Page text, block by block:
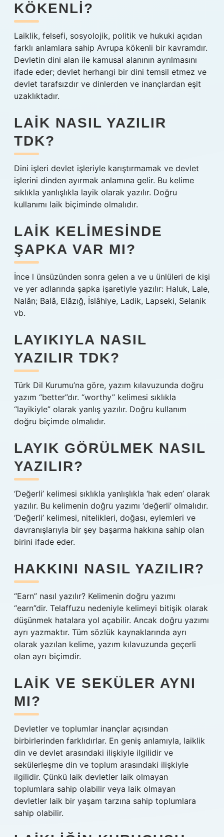
KÖKENLI?
Laiklik, felsefi, sosyolojik, politik ve hukuki açıdan
farklı anlamlara sahip Avrupa kökenli bir kavramdır.
Devletin dini alan ile kamusal alanının ayrılmasını
ifade eder; devlet herhangi bir dini temsil etmez ve
devlet tarafsızdır ve dinlerden ve inançlardan eşit
uzaklıktadır.
LAIK NASIL YAZILIR
TDK?
Dini işleri devlet işleriyle karıştırmamak ve devlet
işlerini dinden ayırmak anlamına gelir. Bu kelime
sıklıkla yanlışlıkla layik olarak yazılır. Doğru
kullanımı laik biçiminde olmalıdır.
LAIK KELIMESINDE
ŞAPKA VAR MI?
İnce l ünsüzünden sonra gelen a ve u ünlüleri de kişi
ve yer adlarında şapka işaretiyle yazılır: Haluk, Lale,
Nalân; Balâ, Elâzığ, İslâhiye, Ladik, Lapseki, Selanik
vb.
LAYIKIYLA NASIL
YAZILIR TDK?
Türk Dil Kurumu’na göre, yazım kılavuzunda doğru
yazım “better”dır. “worthy” kelimesi sıklıkla
“layikiyle” olarak yanlış yazılır. Doğru kullanım
doğru biçimde olmalıdır.
LAYIK GÖRÜLMEK NASIL
YAZILIR?
‘Değerli’ kelimesi sıklıkla yanlışlıkla ‘hak eden’ olarak
yazılır. Bu kelimenin doğru yazımı ‘değerli’ olmalıdır.
‘Değerli’ kelimesi, nitelikleri, doğası, eylemleri ve
davranışlarıyla bir şey başarma hakkına sahip olan
birini ifade eder.
HAKKINI NASIL YAZILIR?
“Earn” nasıl yazılır? Kelimenin doğru yazımı
“earn”dir. Telaffuzu nedeniyle kelimeyi bitişik olarak
düşünmek hatalara yol açabilir. Ancak doğru yazımı
ayrı yazmaktır. Tüm sözlük kaynaklarında ayrı
olarak yazılan kelime, yazım kılavuzunda geçerli
olan ayrı biçimdir.
LAIK VE SEKÜLER AYNI
MI?
Devletler ve toplumlar inançlar açısından
birbirlerinden farklıdırlar. En geniş anlamıyla, laiklik
din ve devlet arasındaki ilişkiyle ilgilidir ve
sekülerleşme din ve toplum arasındaki ilişkiyle
ilgilidir. Çünkü laik devletler laik olmayan
toplumlara sahip olabilir veya laik olmayan
devletler laik bir yaşam tarzına sahip toplumlara
sahip olabilir.